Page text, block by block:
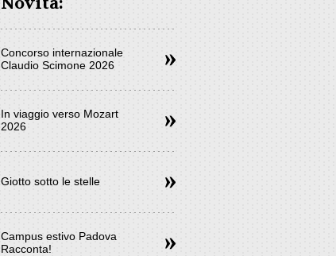
Concorso internazionale
Claudio Scimone 2026
In viaggio verso Mozart
2026
Giotto sotto le stelle
Campus estivo Padova
Racconta!